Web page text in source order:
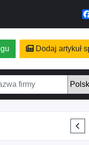
Dodaj artykuł